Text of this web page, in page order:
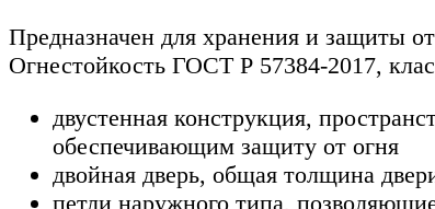
Предназначен для хранения и защиты
Огнестойкость ГОСТ Р 57384-2017,
двустенная конструкция,
обеспечивающим защиту от огня
двойная дверь, общая толщина
петли наружного типа,